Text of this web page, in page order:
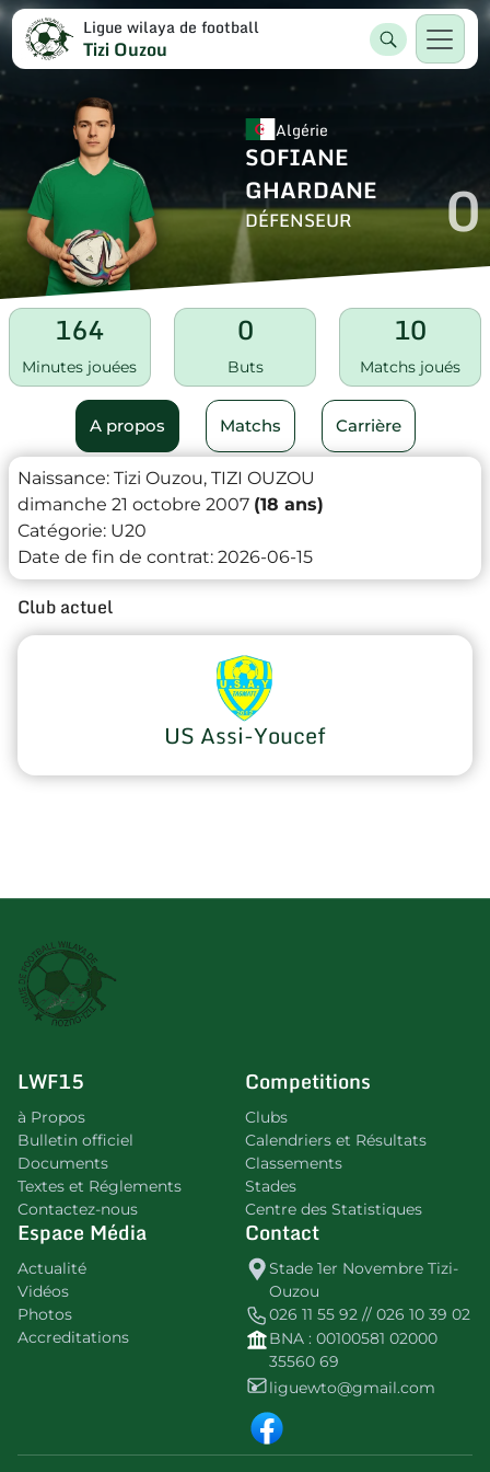
Ligue wilaya de football
Tizi Ouzou
Algérie
SOFIANE
GHARDANE
DÉFENSEUR 0
164
Minutes jouées
0
Buts
10
Matchs joués
A propos Matchs Carrière
Naissance: Tizi Ouzou, TIZI OUZOU
dimanche 21 octobre 2007 (18 ans)
Catégorie: U20
Date de fin de contrat: 2026-06-15
Club actuel
US Assi-Youcef
LWF15
à Propos
Bulletin officiel
Documents
Textes et Réglements
Contactez-nous
Competitions
Clubs
Calendriers et Résultats
Classements
Stades
Centre des Statistiques
Espace Média
Actualité
Vidéos
Photos
Accreditations
Contact
Stade 1er Novembre Tizi-
Ouzou
026 11 55 92 // 026 10 39 02
BNA : 00100581 02000
35560 69
liguewto@gmail.com